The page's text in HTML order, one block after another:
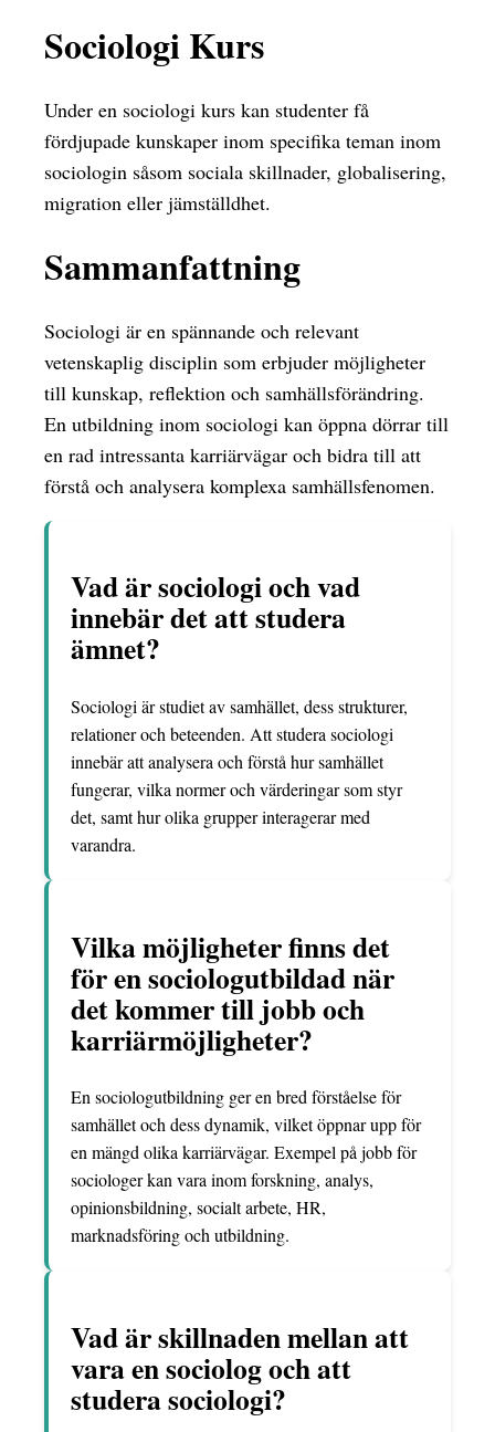
Sociologi Kurs
Under en sociologi kurs kan studenter få
fördjupade kunskaper inom specifika teman inom
sociologin såsom sociala skillnader, globalisering,
migration eller jämställdhet.
Sammanfattning
Sociologi är en spännande och relevant
vetenskaplig disciplin som erbjuder möjligheter
till kunskap, reflektion och samhällsförändring.
En utbildning inom sociologi kan öppna dörrar till
en rad intressanta karriärvägar och bidra till att
förstå och analysera komplexa samhällsfenomen.
Vad är sociologi och vad
innebär det att studera
ämnet?
Sociologi är studiet av samhället, dess strukturer,
relationer och beteenden. Att studera sociologi
innebär att analysera och förstå hur samhället
fungerar, vilka normer och värderingar som styr
det, samt hur olika grupper interagerar med
varandra.
Vilka möjligheter finns det
för en sociologutbildad när
det kommer till jobb och
karriärmöjligheter?
En sociologutbildning ger en bred förståelse för
samhället och dess dynamik, vilket öppnar upp för
en mängd olika karriärvägar. Exempel på jobb för
sociologer kan vara inom forskning, analys,
opinionsbildning, socialt arbete, HR,
marknadsföring och utbildning.
Vad är skillnaden mellan att
vara en sociolog och att
studera sociologi?